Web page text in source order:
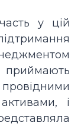
у цій
провідними
і